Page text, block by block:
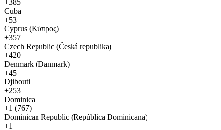
+385
Cuba
+53
Cyprus (Κύπρος)
+357
Czech Republic (Česká republika)
+420
Denmark (Danmark)
+45
Djibouti
+253
Dominica
+1 (767)
Dominican Republic (República Dominicana)
+1